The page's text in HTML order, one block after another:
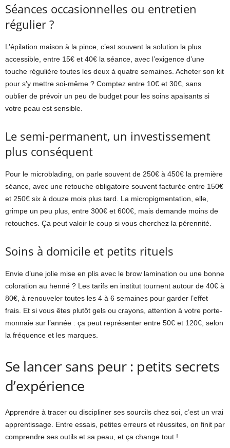
Séances occasionnelles ou entretien
régulier ?
L’épilation maison à la pince, c’est souvent la solution la plus
accessible, entre 15€ et 40€ la séance, avec l’exigence d’une
touche régulière toutes les deux à quatre semaines. Acheter son kit
pour s’y mettre soi-même ? Comptez entre 10€ et 30€, sans
oublier de prévoir un peu de budget pour les soins apaisants si
votre peau est sensible.
Le semi-permanent, un investissement
plus conséquent
Pour le microblading, on parle souvent de 250€ à 450€ la première
séance, avec une retouche obligatoire souvent facturée entre 150€
et 250€ six à douze mois plus tard. La micropigmentation, elle,
grimpe un peu plus, entre 300€ et 600€, mais demande moins de
retouches. Ça peut valoir le coup si vous cherchez la pérennité.
Soins à domicile et petits rituels
Envie d’une jolie mise en plis avec le brow lamination ou une bonne
coloration au henné ? Les tarifs en institut tournent autour de 40€ à
80€, à renouveler toutes les 4 à 6 semaines pour garder l’effet
frais. Et si vous êtes plutôt gels ou crayons, attention à votre porte-
monnaie sur l’année : ça peut représenter entre 50€ et 120€, selon
la fréquence et les marques.
Se lancer sans peur : petits secrets
d’expérience
Apprendre à tracer ou discipliner ses sourcils chez soi, c’est un vrai
apprentissage. Entre essais, petites erreurs et réussites, on finit par
comprendre ses outils et sa peau, et ça change tout !